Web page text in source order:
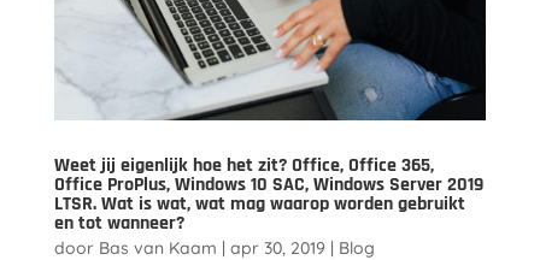
Weet jij eigenlijk hoe het zit? Office, Office 365,
Office ProPlus, Windows 10 SAC, Windows Server 2019
LTSR. Wat is wat, wat mag waarop worden gebruikt
en tot wanneer?
door Bas van Kaam | apr 30, 2019 | Blog